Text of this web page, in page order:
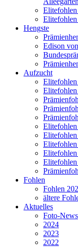
Hengste
Edison
Aufzucht
Fohlen
Fohlen
ältere
Aktuelles
Foto-News
2024
2023
2022